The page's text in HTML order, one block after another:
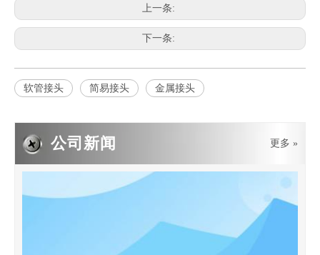
上一条:
下一条:
软管接头 简易接头 金属接头
公司新闻 更多 »
PE波纹管PP软管的基础
PE波纹管给水管道的基础用来防止管道不均匀沉陷造成管道破裂